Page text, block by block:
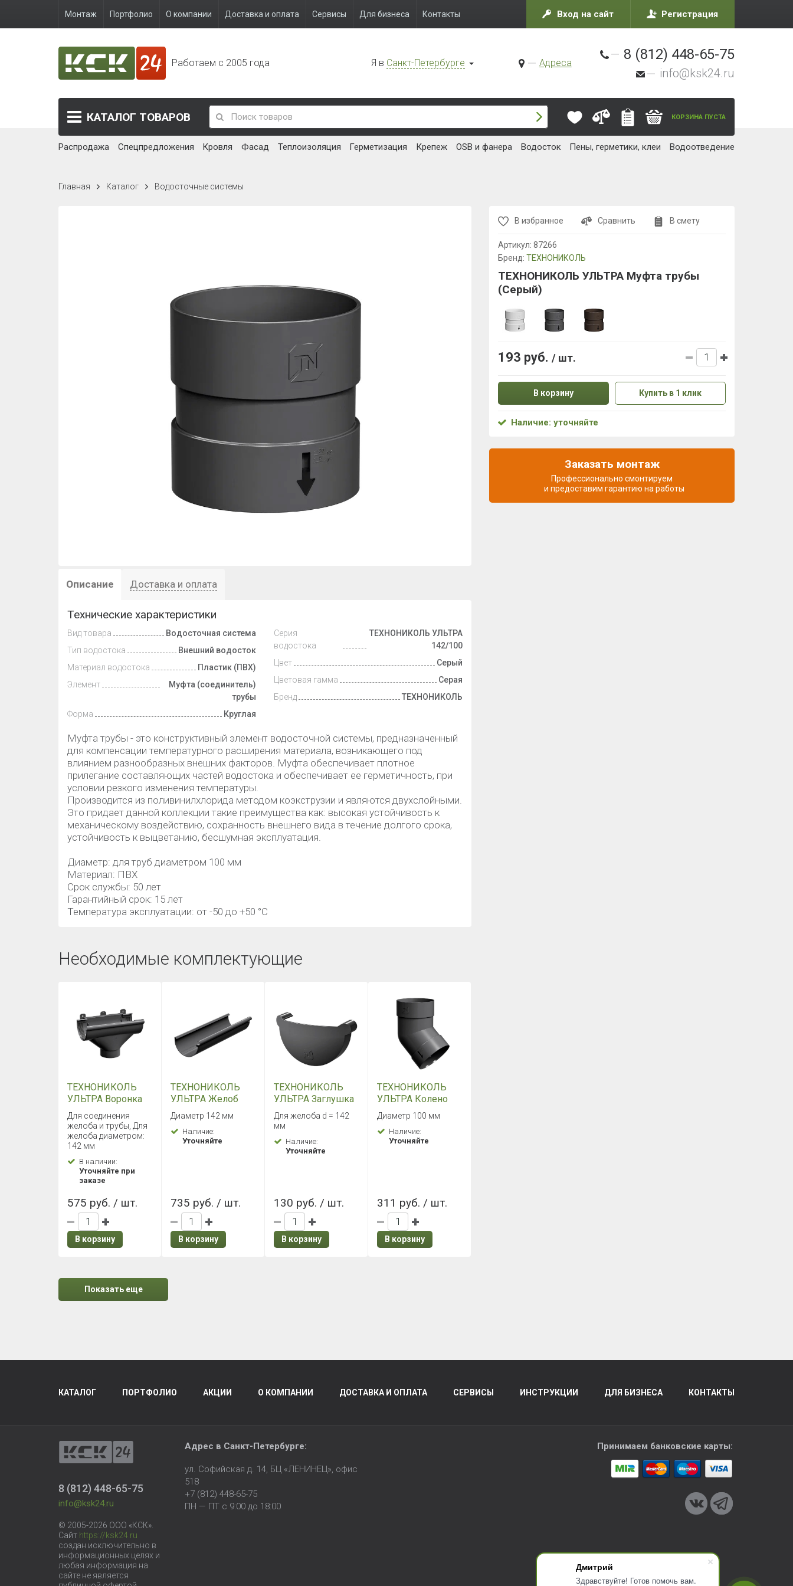
Дмитрий
Здравствуйте! Готов помочь вам.
Монтаж Портфолио О компании Доставка и оплата Сервисы Для бизнеса Контакты Вход на сайт Регистрация
Работаем с 2005 года Я в Санкт-Петербурге Адреса
8 (812) 448-65-75
info@ksk24.ru
КАТАЛОГ ТОВАРОВ КОРЗИНА ПУСТА
Распродажа Спецпредложения Кровля Фасад Теплоизоляция Герметизация Крепеж OSB и фанера Водосток Пены, герметики, клеи Водоотведение
Главная Каталог Водосточные системы
Описание Доставка и оплата
Технические характеристики
Вид товара
Водосточная система
Тип водостока
Внешний водосток
Материал водостока
Пластик (ПВХ)
Элемент
Муфта (соединитель)
трубы
Форма
Круглая
Серия
водостока
ТЕХНОНИКОЛЬ УЛЬТРА
142/100
Цвет
Серый
Цветовая гамма
Серая
Бренд
ТЕХНОНИКОЛЬ
Муфта трубы - это конструктивный элемент водосточной системы, предназначенный
для компенсации температурного расширения материала, возникающего под
влиянием разнообразных внешних факторов. Муфта обеспечивает плотное
прилегание составляющих частей водостока и обеспечивает ее герметичность, при
условии резкого изменения температуры.
Производится из поливинилхлорида методом коэкструзии и являются двухслойными.
Это придает данной коллекции такие преимущества как: высокая устойчивость к
механическому воздействию, сохранность внешнего вида в течение долгого срока,
устойчивость к выцветанию, бесшумная эксплуатация.
Диаметр: для труб диаметром 100 мм
Материал: ПВХ
Срок службы: 50 лет
Гарантийный срок: 15 лет
Температура эксплуатации: от -50 до +50 °С
Необходимые комплектующие
ТЕХНОНИКОЛЬ
УЛЬТРА Воронка
желоба (Серый)
Для соединения
желоба и трубы, Для
желоба диаметром:
142 мм
В наличии:
Уточняйте при
заказе
575 руб. / шт.
В корзину
ТЕХНОНИКОЛЬ
УЛЬТРА Желоб
3000 мм (Серый)
Диаметр 142 мм
Наличие:
Уточняйте
735 руб. / шт.
В корзину
ТЕХНОНИКОЛЬ
УЛЬТРА Заглушка
желоба (Серый)
Для желоба d = 142
мм
Наличие:
Уточняйте
130 руб. / шт.
В корзину
ТЕХНОНИКОЛЬ
УЛЬТРА Колено
трубы 45° (Серый)
Диаметр 100 мм
Наличие:
Уточняйте
311 руб. / шт.
В корзину
Показать еще
В избранное Сравнить В смету
Артикул: 87266
Бренд: ТЕХНОНИКОЛЬ
ТЕХНОНИКОЛЬ УЛЬТРА Муфта трубы
(Серый)
193 руб. / шт.
В корзину Купить в 1 клик
Наличие: уточняйте
Заказать монтаж
Профессионально смонтируем
и предоставим гарантию на работы
КАТАЛОГ ПОРТФОЛИО АКЦИИ О КОМПАНИИ ДОСТАВКА И ОПЛАТА СЕРВИСЫ ИНСТРУКЦИИ ДЛЯ БИЗНЕСА КОНТАКТЫ
8 (812) 448-65-75
info@ksk24.ru
© 2005-2026 ООО «КСК».
Сайт https://ksk24.ru
создан исключительно в
информационных целях и
любая информация на
сайте не является
Адрес в Санкт-Петербурге:
ул. Софийская д. 14, БЦ «ЛЕНИНЕЦ», офис
518
+7 (812) 448-65-75
ПН — ПТ с 9:00 до 18:00
Принимаем банковские карты: